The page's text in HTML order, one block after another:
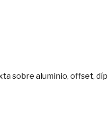
sobre aluminio, offset,